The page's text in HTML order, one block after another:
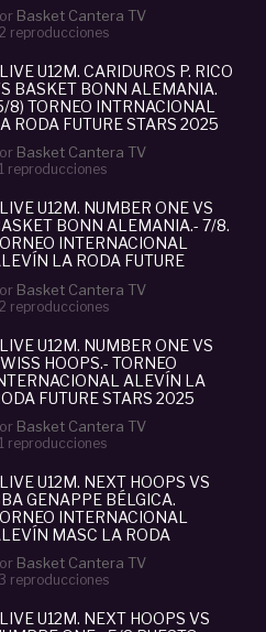
Basket Cantera TV
reproducciones
U12M. CARIDUROS P. RICO
BASKET BONN ALEMANIA.
8) TORNEO INTRNACIONAL
RODA FUTURE STARS 2025
Basket Cantera TV
reproducciones
U12M. NUMBER ONE VS
BONN ALEMANIA.- 7/8.
INTERNACIONAL
LA RODA FUTURE
Basket Cantera TV
reproducciones
U12M. NUMBER ONE VS
HOOPS.- TORNEO
ALEVÍN LA
FUTURE STARS 2025
Basket Cantera TV
reproducciones
U12M. NEXT HOOPS VS
GENAPPE BÉLGICA.
INTERNACIONAL
MASC LA RODA
Basket Cantera TV
reproducciones
U12M. NEXT HOOPS VS